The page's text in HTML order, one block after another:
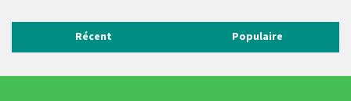
Récent Populaire